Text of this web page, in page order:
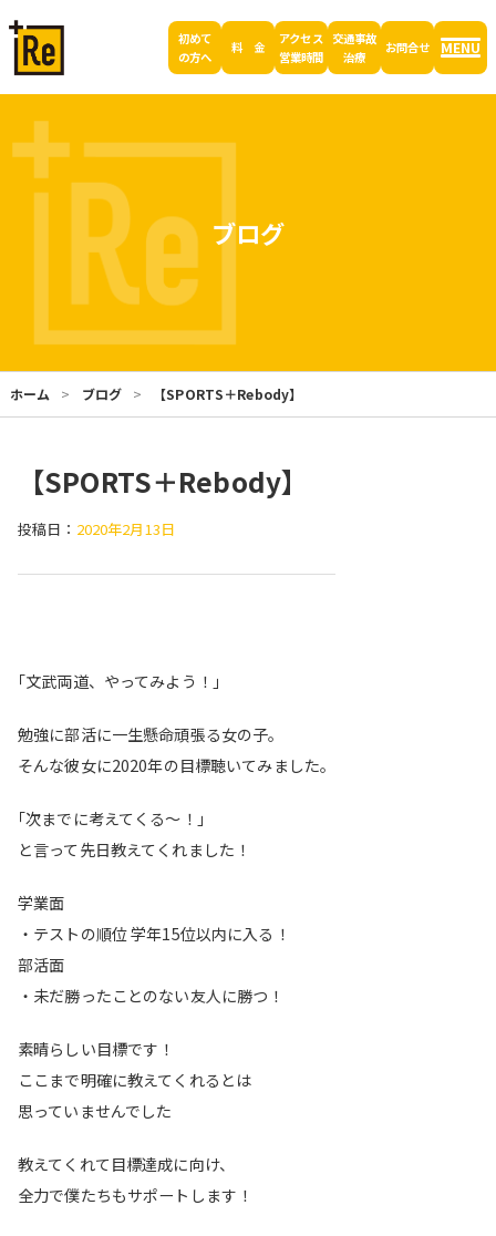
初めて
の方へ
料 金
アクセス
営業時間
交通事故
治療
お問合せ MENU
ブログ
ホーム ブログ 【SPORTS＋Rebody】
【SPORTS＋Rebody】
投稿日： 2020年2月13日
｢文武両道、やってみよう！｣
勉強に部活に一生懸命頑張る女の子。
そんな彼女に2020年の目標聴いてみました。
｢次までに考えてくる〜！｣
と言って先日教えてくれました！
学業面
・テストの順位 学年15位以内に入る！
部活面
・未だ勝ったことのない友人に勝つ！
素晴らしい目標です！
ここまで明確に教えてくれるとは
思っていませんでした
教えてくれて目標達成に向け、
全力で僕たちもサポートします！